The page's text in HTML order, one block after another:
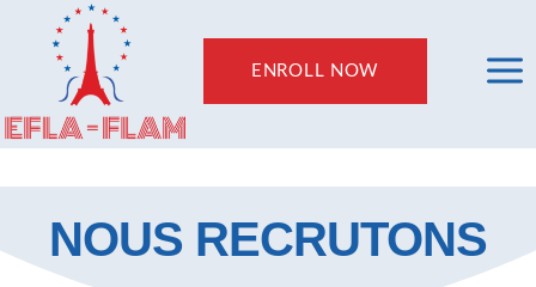
ENROLL NOW
NOUS RECRUTONS